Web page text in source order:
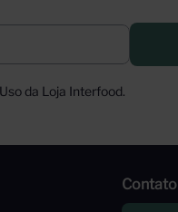
da Loja Interfood.
Contato